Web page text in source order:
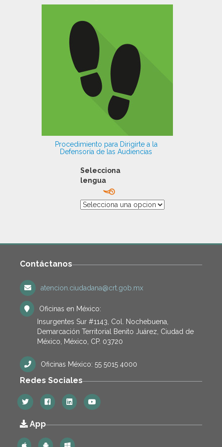
Procedimiento para Dirigirte a la
Defensoría de las Audiencias
Selecciona
lengua
Contáctanos
atencion.ciudadana@crt.gob.mx
Oficinas en México:
Insurgentes Sur #1143, Col. Nochebuena,
Demarcación Territorial Benito Juárez, Ciudad de
México, México, CP. 03720
Oficinas México: 55 5015 4000
Redes Sociales
App